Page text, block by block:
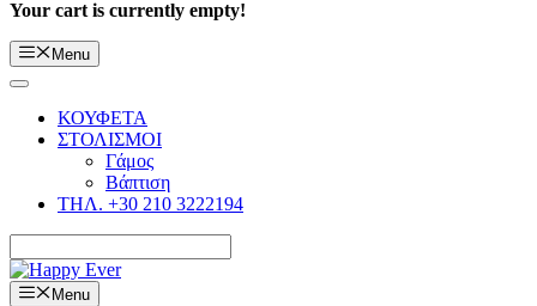
Your cart is currently empty!
Menu
ΚΟΥΦΕΤΑ
ΣΤΟΛΙΣΜΟΙ
Γάμος
Βάπτιση
ΤΗΛ. +30 210 3222194
Menu